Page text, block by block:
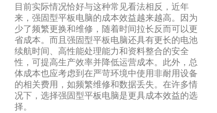
目前实际情况恰好与这种常见看法相反，近年
来，强固型平板电脑的成本效益越来越高。因为
少了频繁更换和维修，随着时间拉长反而可以更
省成本。而且强固型平板电脑还具有更长的电池
续航时间、高性能处理能力和资料整合的安全
性，可提高生产效率并降低运营成本。此外，总
体成本也应考虑到在严苛环境中使用非耐用设备
的相关费用，如频繁维修和数据丢失。在许多情
况下，选择强固型平板电脑是更具成本效益的选
择。